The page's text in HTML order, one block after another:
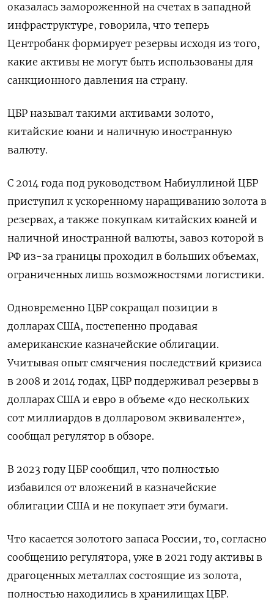
оказалась замороженной на счетах в западной
инфраструктуре, говорила, что теперь
Центробанк формирует резервы исходя из того,
какие активы не могут быть использованы для
санкционного давления на страну.
ЦБР называл такими активами золото,
китайские юани и наличную иностранную
валюту.
С 2014 года под руководством Набиуллиной ЦБР
приступил к ускоренному наращиванию золота в
резервах, а также покупкам китайских юаней и
наличной иностранной валюты, завоз которой в
РФ из-за границы проходил в больших объемах,
ограниченных лишь возможностями логистики.
Одновременно ЦБР сокращал позиции в
долларах США, постепенно продавая
американские казначейские облигации.
Учитывая опыт смягчения последствий кризиса
в 2008 и 2014 годах, ЦБР поддерживал резервы в
долларах США и евро в объеме «до нескольких
сот миллиардов в долларовом эквиваленте»,
сообщал регулятор в обзоре.
В 2023 году ЦБР сообщил, что полностью
избавился от вложений в казначейские
облигации США и не покупает эти бумаги.
Что касается золотого запаса России, то, согласно
сообщению регулятора, уже в 2021 году активы в
драгоценных металлах состоящие из золота,
полностью находились в хранилищах ЦБР.